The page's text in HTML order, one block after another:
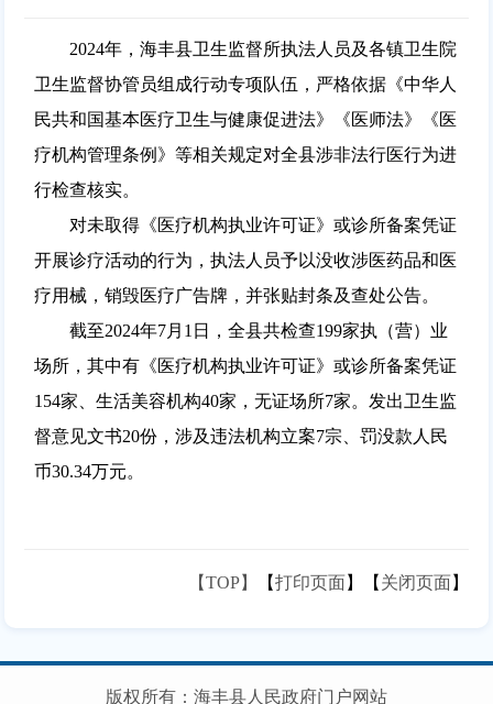
2024年，海丰县卫生监督所执法人员及各镇卫生院
卫生监督协管员组成行动专项队伍，严格依据《中华人
民共和国基本医疗卫生与健康促进法》《医师法》《医
疗机构管理条例》等相关规定对全县涉非法行医行为进
行检查核实。
对未取得《医疗机构执业许可证》或诊所备案凭证
开展诊疗活动的行为，执法人员予以没收涉医药品和医
疗用械，销毁医疗广告牌，并张贴封条及查处公告。
截至2024年7月1日，全县共检查199家执（营）业
场所，其中有《医疗机构执业许可证》或诊所备案凭证
154家、生活美容机构40家，无证场所7家。发出卫生监
督意见文书20份，涉及违法机构立案7宗、罚没款人民
币30.34万元。
【TOP】 【打印页面】【 关闭页面】
版权所有：海丰县人民政府门户网站